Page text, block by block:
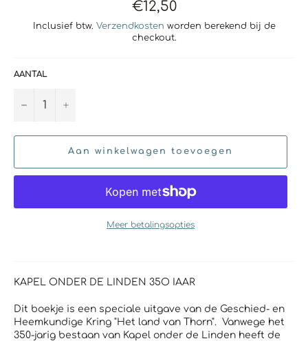
Normale
prijs
€12,50
Inclusief btw. Verzendkosten worden berekend bij de
checkout.
AANTAL
− +
Aan winkelwagen toevoegen
Meer betalingsopties
KAPEL ONDER DE LINDEN 35O IAAR
Dit boekje is een speciale uitgave van de Geschied- en
Heemkundige Kring "Het land van Thorn". Vanwege het
350-jarig bestaan van Kapel onder de Linden heeft de